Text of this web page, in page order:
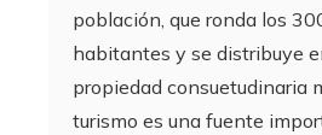
población, que ronda los
habitantes y se distribuye
propiedad consuetudinaria
turismo es una fuente